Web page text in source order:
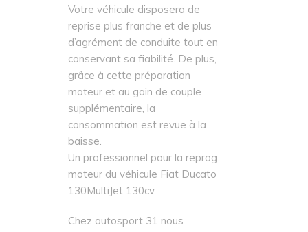
Votre véhicule disposera de
reprise plus franche et de plus
d’agrément de conduite tout en
conservant sa fiabilité. De plus,
grâce à cette préparation
moteur et au gain de couple
supplémentaire, la
consommation est revue à la
baisse.
Un professionnel pour la reprog
moteur du véhicule Fiat Ducato
130MultiJet 130cv
Chez autosport 31 nous